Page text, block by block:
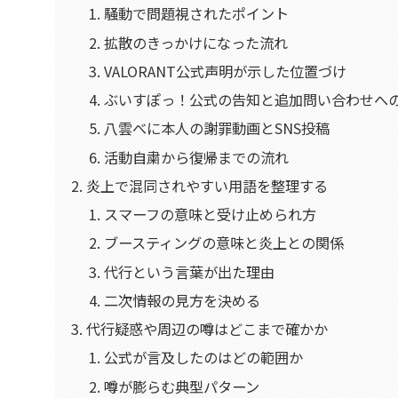
騒動で問題視されたポイント
拡散のきっかけになった流れ
VALORANT公式声明が示した位置づけ
ぶいすぽっ！公式の告知と追加問い合わせへ
八雲べに本人の謝罪動画とSNS投稿
活動自粛から復帰までの流れ
炎上で混同されやすい用語を整理する
スマーフの意味と受け止められ方
ブースティングの意味と炎上との関係
代行という言葉が出た理由
二次情報の見方を決める
代行疑惑や周辺の噂はどこまで確かか
公式が言及したのはどの範囲か
噂が膨らむ典型パターン